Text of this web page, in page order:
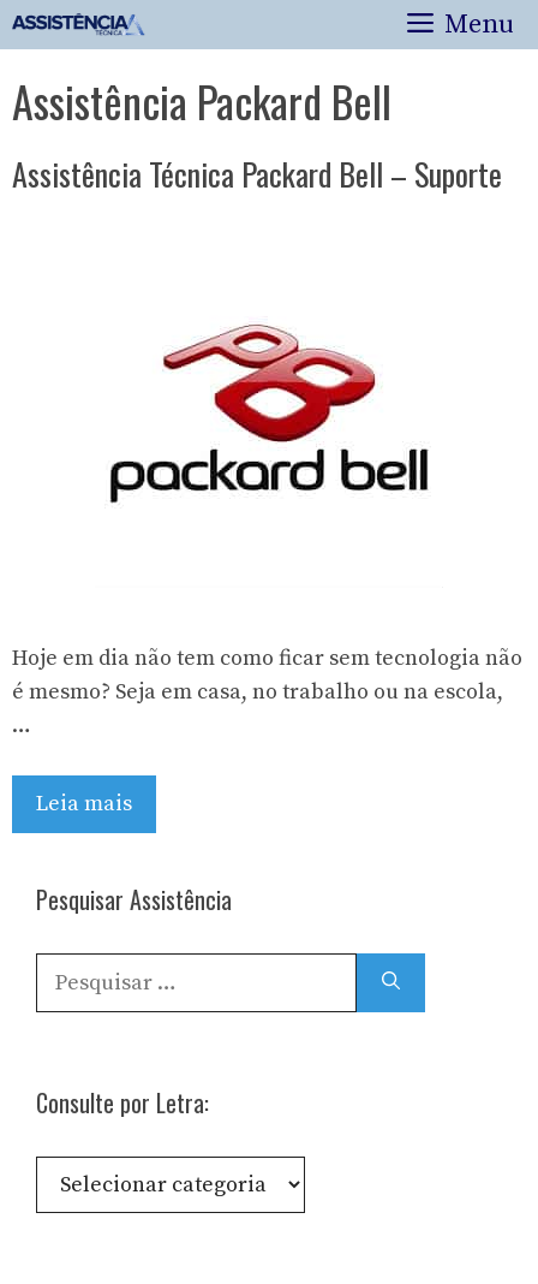
Pular
para
conteúdo
Menu
Assistência Packard Bell
Assistência Técnica Packard Bell – Suporte
Hoje em dia não tem como ficar sem tecnologia não
é mesmo? Seja em casa, no trabalho ou na escola,
…
Leia mais
Pesquisar Assistência
Pesquisar
por:
Consulte por Letra:
Consulte